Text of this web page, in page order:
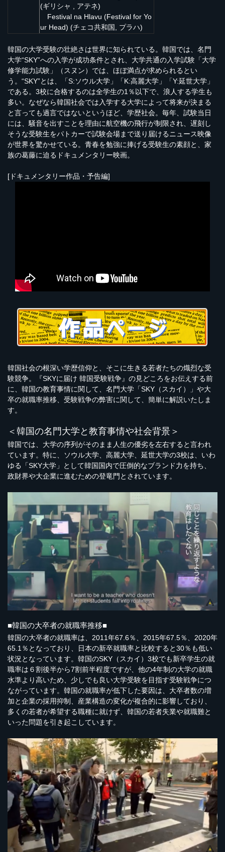
(ギリシャ , アテネ)
Festival na Hlavu (Festival for Yo
ur Head) (チェコ共和国, プラハ)
韓国の大学受験の壮絶さは世界に知られている。韓国では、名門
大学“SKY”への入学が成功条件とされ、大学共通の入学試験「大学
修学能力試験」（スヌン）では、ほぼ満点が求められるとい
う。“SKY”とは、「S:ソウル大学」「K:高麗大学」「Y:延世大学」
である。3校に合格するのは全学生の1％以下で、浪人する学生も
多い。なぜなら韓国社会では入学する大学によって将来が決まる
と言っても過言ではないというほど、学歴社会。毎年、試験当日
には、騒音を出すことを理由に航空機の飛行が制限され、遅刻し
そうな受験生をパトカーで試験会場まで送り届けるニュース映像
が世界を驚かせている。青春を勉強に捧げる受験生の素顔と、家
族の葛藤に迫るドキュメンタリー映画。
[ドキュメンタリー作品・予告編]
韓国社会の根深い学歴信仰と、そこに生きる若者たちの熾烈な受
験競争。『SKYに届け 韓国受験戦争』の見どころをお伝えする前
に、韓国の教育事情に関して、名門大学「SKY（スカイ）」や大
卒の就職率推移、受験戦争の弊害に関して、簡単に解説いたしま
す。
＜韓国の名門大学と教育事情や社会背景＞
韓国では、大学の序列がそのまま人生の優劣を左右すると言われ
ています。特に、ソウル大学、高麗大学、延世大学の3校は、いわ
ゆる「SKY大学」として韓国国内で圧倒的なブランド力を持ち、
政財界や大企業に進むための登竜門とされています。
■韓国の大卒者の就職率推移■
韓国の大卒者の就職率は、2011年67.6％、2015年67.5％、2020年
65.1％となっており、日本の新卒就職率と比較すると30％も低い
状況となっています。韓国のSKY（スカイ）3校でも新卒学生の就
職率は６割後半から7割前半程度ですが、他の4年制の大学の就職
水準より高いため、少しでも良い大学受験を目指す受験戦争につ
ながっています。韓国の就職率が低下した要因は、大卒者数の増
加と企業の採用抑制、産業構造の変化が複合的に影響しており、
多くの若者が希望する職種に就けず、韓国の若者失業や就職難と
いった問題を引き起こしています。